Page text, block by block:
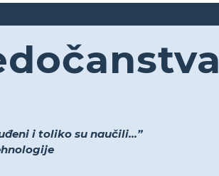
i toliko su naučili...”